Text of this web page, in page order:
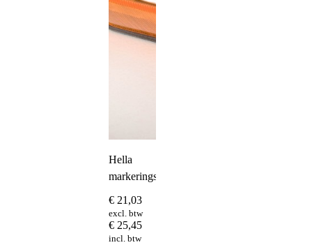
Hella
markeringslamp
€ 21,03
excl. btw
€ 25,45
incl. btw